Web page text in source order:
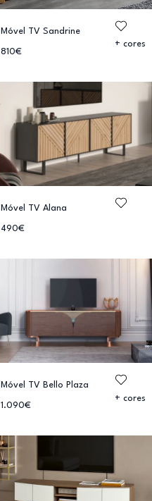
Móvel TV Sandrine
810€
+ cores
Móvel TV Alana
490€
Móvel TV Bello Plaza
1.090€
+ cores